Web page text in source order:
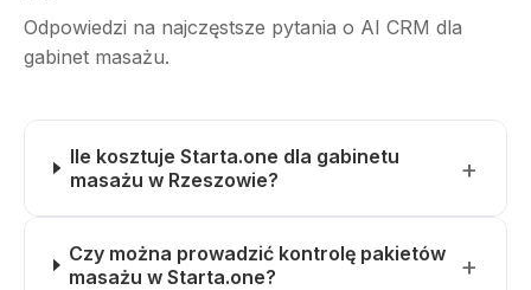
Odpowiedzi na najczęstsze pytania o AI CRM dla
gabinet masażu.
Ile kosztuje Starta.one dla gabinetu
masażu w Rzeszowie?
Czy można prowadzić kontrolę pakietów
masażu w Starta.one?